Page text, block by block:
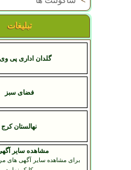
تبلیغات
گلدان اداری پی
فضای سبز
نهالستان کرج
مشاهده سایر
برای مشاهده سایر آگهی های